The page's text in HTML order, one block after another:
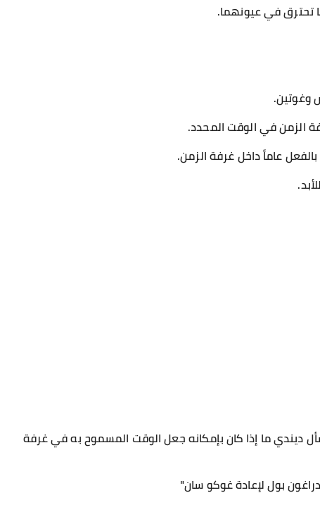
تحترق في عيونهما.
وغوتين.
الزمن في الوقت المحدد.
عاماً داخل غرفة الزمن.
ديندي ما إذا كان بإمكانه جعل الوقت المسموح به في غرفة
بول لإعادة غوكو سان"